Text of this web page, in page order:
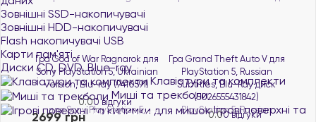
Зовнішні SSD-накопичувачі
Зовнішні HDD-накопичувачі
Flash накопичувачі USB
Карти пам'яті
Диски CD, DVD, Blue-ray
Клавіатури та комплекти
Миші та трекболи
Ігрові поверхні та
Гра God of War Ragnarok для
Sony PlayStation 5, Ukrainian
version, Blu-ray (9410591)
0.00 відгуки
Нема в наявності
2699 грн
Гра Grand Theft Auto V для
PlayStation 5, Russian
Subtitles, Blu-Ray диск
(5026555431842)
0.00 відгуки